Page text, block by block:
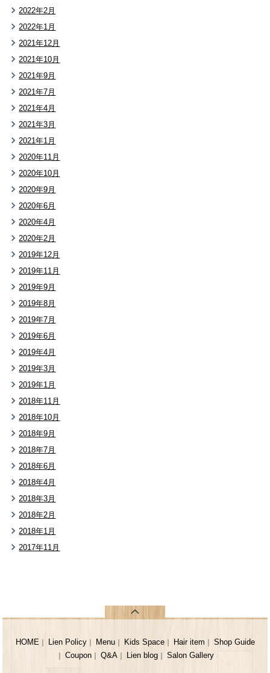
2022年2月
2022年1月
2021年12月
2021年10月
2021年9月
2021年7月
2021年4月
2021年3月
2021年1月
2020年11月
2020年10月
2020年9月
2020年6月
2020年4月
2020年2月
2019年12月
2019年11月
2019年9月
2019年8月
2019年7月
2019年6月
2019年4月
2019年3月
2019年1月
2018年11月
2018年10月
2018年9月
2018年7月
2018年6月
2018年4月
2018年3月
2018年2月
2018年1月
2017年11月
HOME｜ Lien Policy｜ Menu｜ Kids Space｜ Hair item Shop Guide
Coupon Q&A Lien blog Salon Gallery